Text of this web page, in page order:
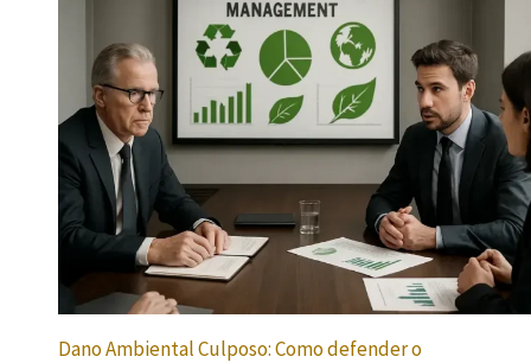
Dano Ambiental Culposo: Como defender o